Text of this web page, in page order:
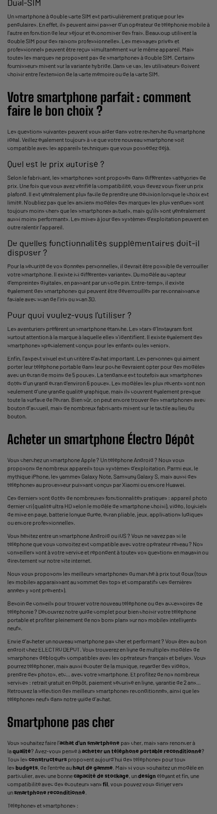
Dual-SIM
Un smartphone à double carte SIM est particulièrement pratique pour les
pendulaires. En effet, ils peuvent ainsi passer d'un opérateur de téléphonie mobile à
l'autre en fonction de leur séjour et économiser des frais. Beaucoup utilisent la
double SIM pour des raisons professionnelles. Les messages privés et
professionnels peuvent être reçus simultanément sur le même appareil. Mais
toutes les marques ne proposent pas de smartphones à double SIM. Certains
fournisseurs misent sur la variante hybride. Dans ce cas, les utilisateurs doivent
choisir entre l'extension de la carte mémoire ou de la carte SIM.
Votre smartphone parfait : comment
faire le bon choix ?
Les questions suivantes peuvent vous aider dans votre recherche du smartphone
idéal. Veillez également toujours à ce que votre nouveau smartphone soit
compatible avec les appareils techniques que vous possédez déjà.
Quel est le prix autorisé ?
Selon le fabricant, les smartphones sont proposés dans différentes catégories de
prix. Une fois que vous avez vérifié la compatibilité, vous devez vous fixer un prix
plafond. Il est généralement plus facile de prendre une décision lorsque le choix est
limité. N'oubliez pas que les anciens modèles des marques les plus vendues sont
toujours moins chers que les smartphones actuels, mais qu'ils sont généralement
aussi moins performants. Les mises à jour des systèmes d'exploitation peuvent en
outre ralentir l'appareil.
De quelles fonctionnalités supplémentaires doit-il
disposer ?
Pour la sécurité de vos données personnelles, il devrait être possible de verrouiller
votre smartphone. Il existe ici différentes variantes. Du modèle au capteur
d'empreintes digitales, en passant par un code pin. Entre-temps, il existe
également des smartphones qui peuvent être déverrouillés par reconnaissance
faciale avec scan de l'iris ou scan 3D.
Pour quoi voulez-vous l'utiliser ?
Les aventuriers préfèrent un smartphone étanche. Les stars d'Instagram font
surtout attention à la marque à laquelle elles s'identifient. Il existe également des
smartphones spécialement conçus pour les enfants ou les seniors.
Enfin, l'aspect visuel est un critère d'achat important. Les personnes qui aiment
porter leur téléphone portable dans leur poche devraient opter pour des modèles
avec un écran de moins de 5 pouces. La tendance est toutefois aux smartphones
dotés d'un grand écran d'environ 6 pouces. Les modèles les plus récents sont non
seulement d'une grande qualité graphique, mais ils couvrent également presque
toute la surface de l'écran. Bien sûr, on peut encore trouver des smartphones avec
bouton d'accueil, mais de nombreux fabricants misent sur le tactile au lieu du
bouton.
Acheter un smartphone Électro Dépôt
Vous cherchez un smartphone Apple ? Un téléphone Android ? Nous vous
proposons de nombreux appareils tous systèmes d’exploitation. Parmi eux, le
mythique iPhone, les gammes Galaxy Note, Samsung Galaxy S, mais aussi des
téléphones au processeur puissant conçus par Xiaomi ou encore Huawei.
Ces derniers sont dotés de nombreuses fonctionnalités pratiques : appareil photo
dernier cri (qualité ultra HD selon le modèle de smartphone choisi), vidéo, logiciels
de mise en page, batterie longue durée, écran pliable, jeux, applications ludiques
ou encore professionnelles.
Vous hésitez entre un smartphone Android ou iOS ? Vous ne savez pas si le
téléphone que vous convoitez est compatible avec votre opérateur réseau ? Nos
conseillers sont à votre service et répondent à toutes vos questions en magasin ou
directement sur notre site internet.
Nous vous proposons les meilleurs smartphones du marché à prix tout doux (tous
les mobiles apparaissant au sommet des tops et comparatifs ces dernières
années y sont présents).
Besoin de conseils pour trouver votre nouveau téléphone ou des accessoires de
téléphonie ? Découvrez notre guide complet pour bien choisir votre téléphone
portable et profiter pleinement de nos bons plans sur nos mobiles intelligents
neufs.
Envie d'acheter un nouveau smartphone pas cher et performant ? Vous êtes au bon
endroit chez ELECTRO DEPOT. Vous trouverez en ligne de multiples modèles de
smarphones débloqués compatibles avec les opérateurs français et belges. Vous
pourrez téléphoner, mais aussi écouter de la musique, regarder des vidéos,
prendre des photos, etc... avec votre smartphone. Et profitez de nos nombreux
services : retrait gratuit en dépôt, paiement sécurisé en ligne, garantie de 2 ans…
Retrouvez la sélection des meilleurs smartphones reconditionnés, ainsi que les
téléphones neufs dans notre guide d’achat.
Smartphone pas cher
Vous souhaitez faire l’achat d’un smartphone pas cher, mais sans renoncer à
laqualité? Avez-vous pensé àacheter un téléphone portable reconditionné?
Tous les constructeurs proposent aujourd’hui des téléphones pour tous
les budgets, de l’entrée auhaut de gamme. Mais si vous souhaitez un modèle en
particulier, avec une bonnecapacité de stockage, undesign élégant et fin, une
compatibilité avec des écouteurs sans fil, vous pouvez vous diriger vers
unsmartphone reconditionné.
Téléphones et smartphones :